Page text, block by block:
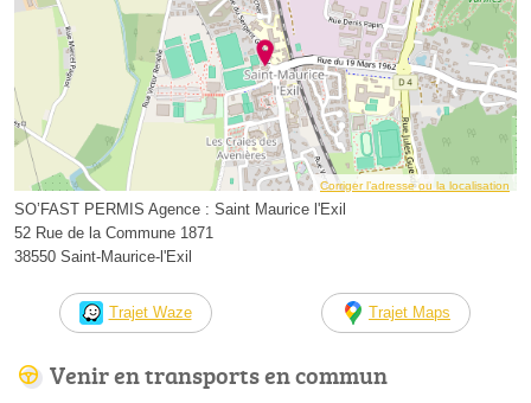
Corriger l’adresse ou la localisation
SO’FAST PERMIS Agence : Saint Maurice l'Exil
52 Rue de la Commune 1871
38550 Saint-Maurice-l'Exil
Trajet Waze Trajet Maps
Venir en transports en commun